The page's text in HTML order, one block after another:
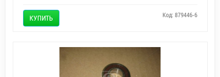
КУПИТЬ Код: 879446-6